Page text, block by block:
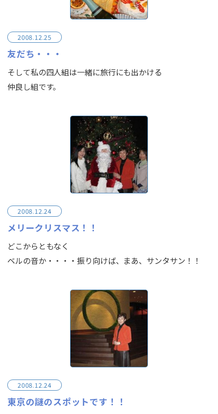
2008.12.25
友だち・・・
そして私の四人組は一緒に旅行にも出かける
仲良し組です。
2008.12.24
メリークリスマス！！
どこからともなく
ベルの音か・・・・振り向けば、まあ、サンタサン！！
2008.12.24
東京の謎のスポットです！！